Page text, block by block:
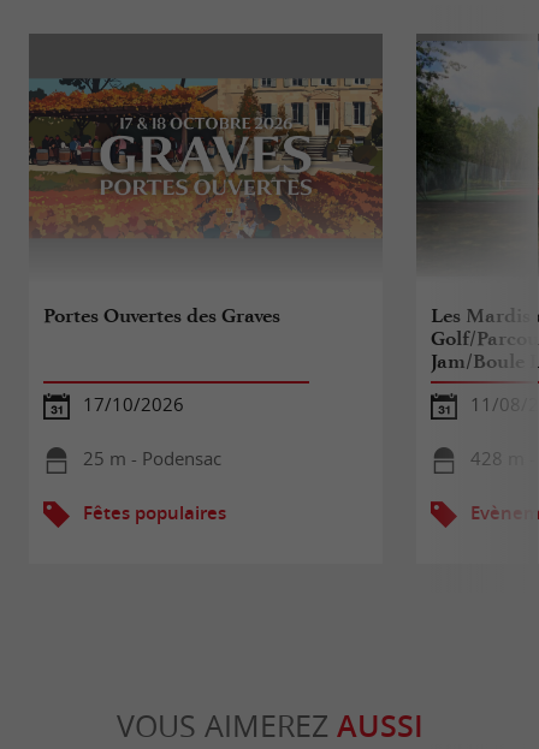
Portes Ouvertes des Graves
17/10/2026
25 m - Podensac
Fêtes populaires
Les Mardis
Golf/
Jam/Boule
11/08/
428 m -
VOUS AIMEREZ AUSSI